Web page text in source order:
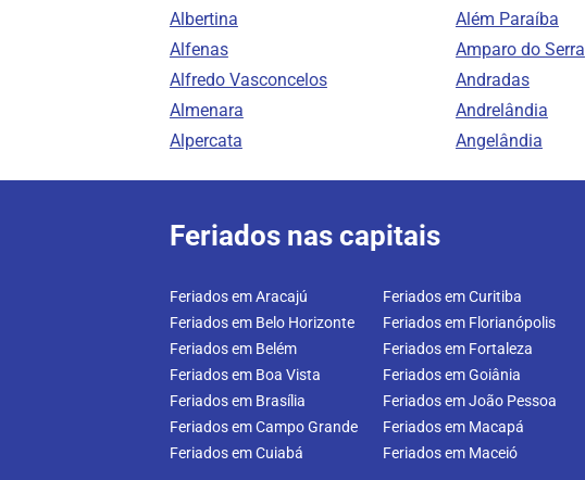
Albertina
Alfenas
Alfredo Vasconcelos
Almenara
Alpercata
Além Paraíba
Amparo do Serra
Andradas
Andrelândia
Angelândia
Feriados nas capitais
Feriados em Aracajú
Feriados em Belo Horizonte
Feriados em Belém
Feriados em Boa Vista
Feriados em Brasília
Feriados em Campo Grande
Feriados em Cuiabá
Feriados em Curitiba
Feriados em Florianópolis
Feriados em Fortaleza
Feriados em Goiânia
Feriados em João Pessoa
Feriados em Macapá
Feriados em Maceió